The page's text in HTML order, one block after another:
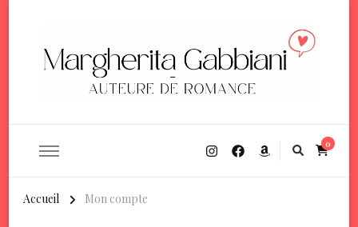
Margherita Gabbiani
0
Accueil Mon compte